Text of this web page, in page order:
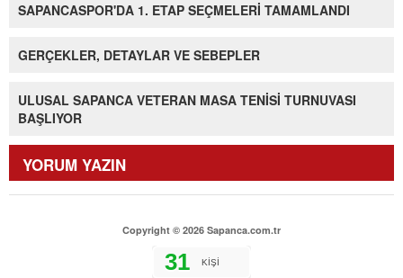
SAPANCASPOR'DA 1. ETAP SEÇMELERİ TAMAMLANDI
GERÇEKLER, DETAYLAR VE SEBEPLER
ULUSAL SAPANCA VETERAN MASA TENİSİ TURNUVASI
BAŞLIYOR
YORUM YAZIN
Copyright © 2026 Sapanca.com.tr